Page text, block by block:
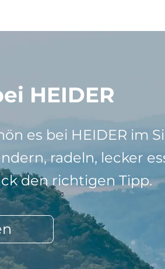
HEIDER
es bei HEIDER im
radeln, lecker
den richtigen Tipp.